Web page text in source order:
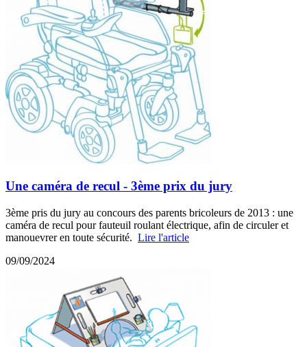
Une caméra de recul - 3ème prix du jury
3ème pris du jury au concours des parents bricoleurs de 2013 : une
caméra de recul pour fauteuil roulant électrique, afin de circuler et
manouevrer en toute sécurité. Lire l'article
09/09/2024